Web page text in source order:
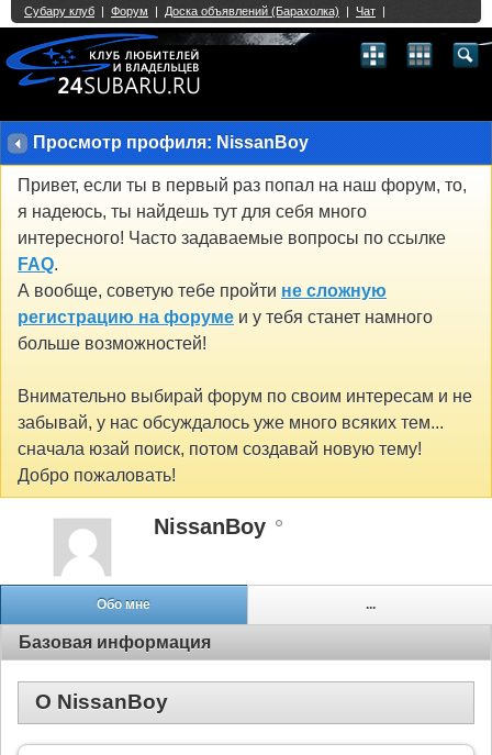
Просмотр профиля: NissanBoy
Привет, если ты в первый раз попал на наш форум, то,
я надеюсь, ты найдешь тут для себя много
интересного! Часто задаваемые вопросы по ссылке
FAQ.
А вообще, советую тебе пройти не сложную
регистрацию на форуме и у тебя станет намного
больше возможностей!
Внимательно выбирай форум по своим интересам и не
забывай, у нас обсуждалось уже много всяких тем...
сначала юзай поиск, потом создавай новую тему!
Добро пожаловать!
NissanBoy
Обо мне ...
Базовая информация
О NissanBoy
Single Sign On provided byvBSSO
2 3 4 5 6 7 8 9 10 11 12 13 14 15 16 17 18 21 22 23 24 25 26
27 28 29 30 31 32 33 40 41 42 43